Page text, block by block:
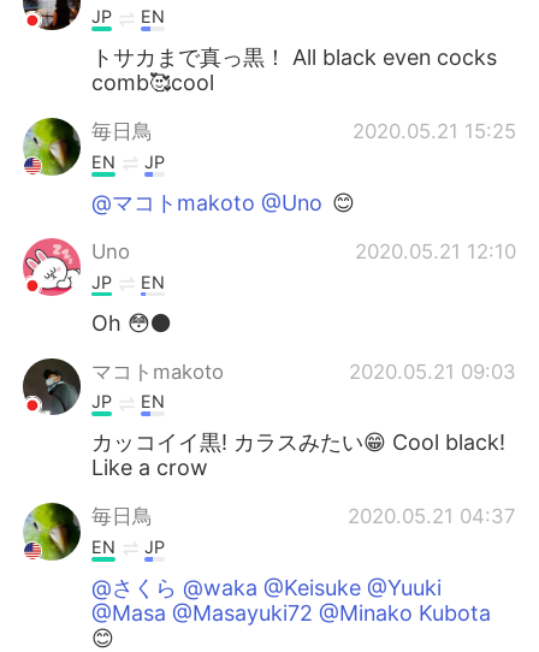
JP EN
トサカまで真っ黒！ All black even cocks
comb🥰cool
毎日鳥 2020.05.21 15:25
EN JP
@マコトmakoto @Uno 😊
Uno 2020.05.21 12:10
JP EN
Oh 😳⚫️
マコトmakoto 2020.05.21 09:03
JP EN
カッコイイ黒! カラスみたい😁 Cool black!
Like a crow
毎日鳥 2020.05.21 04:37
EN JP
@さくら @waka @Keisuke @Yuuki
@Masa @Masayuki72 @Minako Kubota
😊